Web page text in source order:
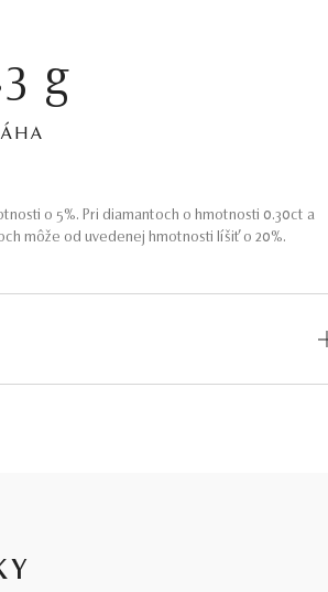
g
o 5%. Pri diamantoch o hmotnosti 0.30ct a
môže od uvedenej hmotnosti líšiť o 20%.
– ale vizuálne sú to kamene úplné odlišné, s
sú pomerne široké, preto sa dá do nich veľa